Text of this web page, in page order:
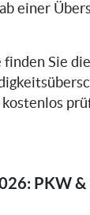
einer
finden Sie
PKW